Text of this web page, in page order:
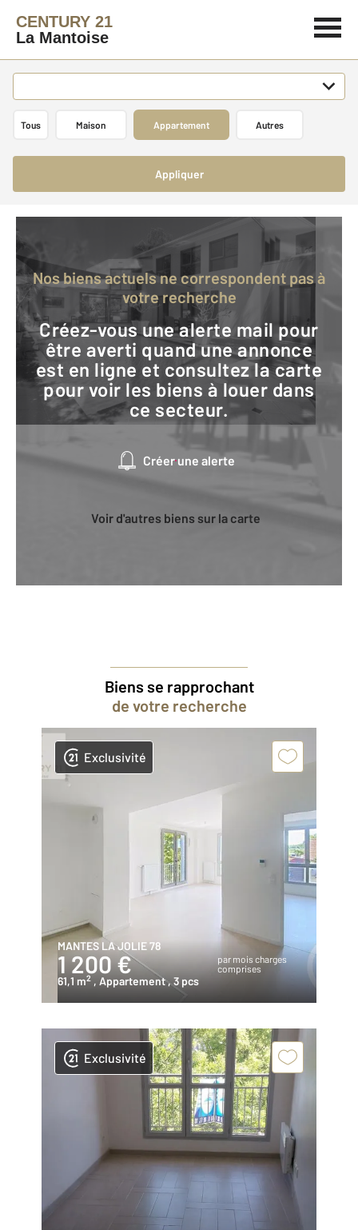
CENTURY 21
La Mantoise
Tous Maison Appartement Autres
Appliquer
Nos biens actuels ne correspondent pas à
votre recherche
Créez-vous une alerte mail pour
être averti quand une annonce
est en ligne et consultez la carte
pour voir les biens à louer dans
ce secteur.
Créer une alerte
Voir d'autres biens sur la carte
Biens se rapprochant
de votre recherche
Exclusivité
MANTES LA JOLIE 78
1 200 €
par mois charges
comprises
61,1 m2 , Appartement, 3 pcs
Exclusivité